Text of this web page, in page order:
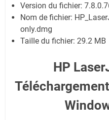
Version du fichier:
Nom de fichier:
only.dmg
Taille du fichier: 29.2 MB
HP